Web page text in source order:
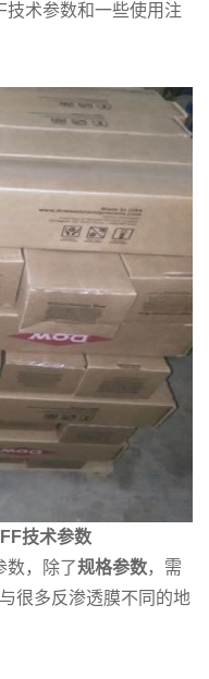
术参数和一些使用注
技术参数
数，除了规格参数，需
很多反渗透膜不同的地